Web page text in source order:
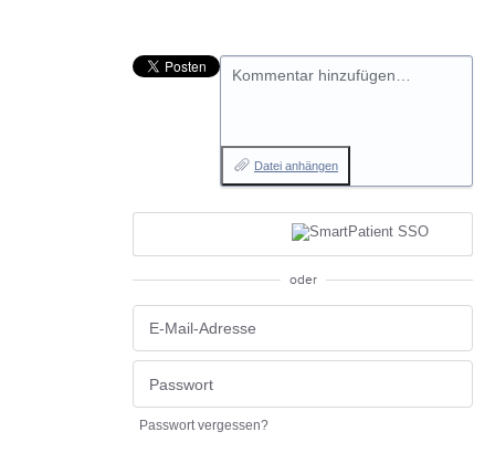
Kommentar hinzufügen…
Datei anhängen
oder
Passwort vergessen?